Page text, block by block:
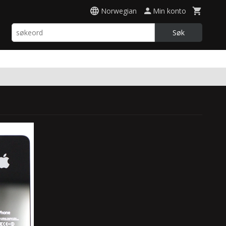
Norwegian Min konto
Søk